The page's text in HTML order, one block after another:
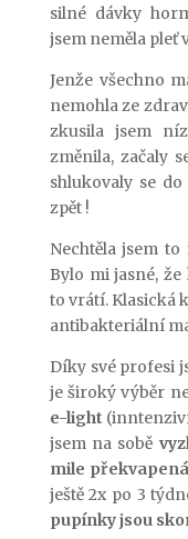
silné dávky
jsem neměla pleť
Jenže všechno
nemohla ze
zkusila jsem
změnila, začaly
shlukovaly se
zpět !
Nechtěla jsem
Bylo mi jasné,
to vrátí. Klasická
antibakteriální
Díky své profesi
je široký výběr
e-light
jsem na sobě
mile překvapená
ještě 2x po 3
pupínky jsou